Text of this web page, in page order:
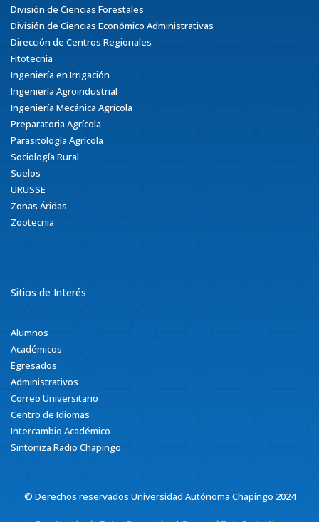
División de Ciencias Forestales
División de Ciencias Económico Administrativas
Dirección de Centros Regionales
Fitotecnia
Ingeniería en Irrigación
Ingeniería Agroindustrial
Ingeniería Mecánica Agrícola
Preparatoria Agrícola
Parasitología Agrícola
Sociología Rural
Suelos
URUSSE
Zonas Áridas
Zootecnia
Sitios de Interés
Alumnos
Académicos
Egresados
Administrativos
Correo Universitario
Centro de Idiomas
Intercambio Académico
Sintoniza Radio Chapingo
© Derechos reservados Universidad Autónoma Chapingo 2024